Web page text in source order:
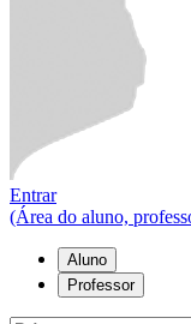
Entrar
(Área do aluno,
Aluno
Professor